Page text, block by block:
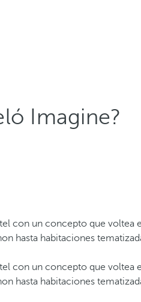
Imagine?
con un concepto que
hasta habitaciones
con un concepto que
hasta habitaciones